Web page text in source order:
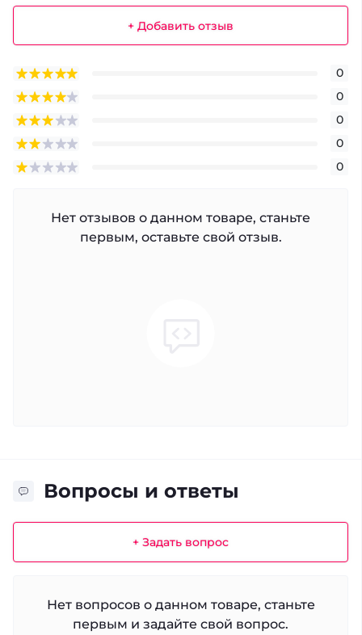
+ Добавить отзыв
0
0
0
0
0
Нет отзывов о данном товаре, станьте
первым, оставьте свой отзыв.
Вопросы и ответы
+ Задать вопрос
Нет вопросов о данном товаре, станьте
первым и задайте свой вопрос.